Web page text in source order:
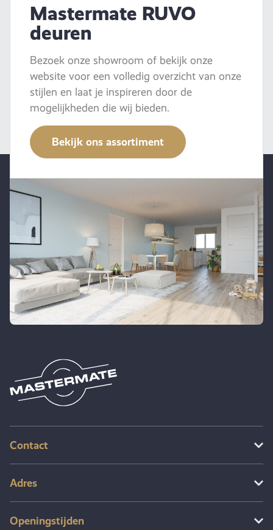
Mastermate RUVO
deuren
Bezoek onze showroom of bekijk onze
website voor een volledig overzicht van onze
stijlen en laat je inspireren door de
mogelijkheden die wij bieden.
Bekijk ons assortiment
Contact
Adres
Openingstijden